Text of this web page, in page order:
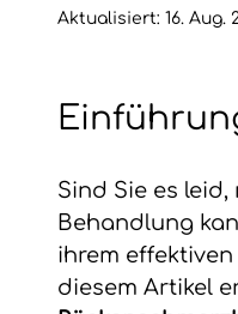
Aktualisiert: 16. Aug.
Sind Sie es
Behandlung
ihrem
diesem Artikel